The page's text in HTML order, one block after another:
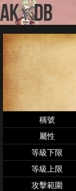
稱號
屬性
等級下限
等級上限
攻擊範圍